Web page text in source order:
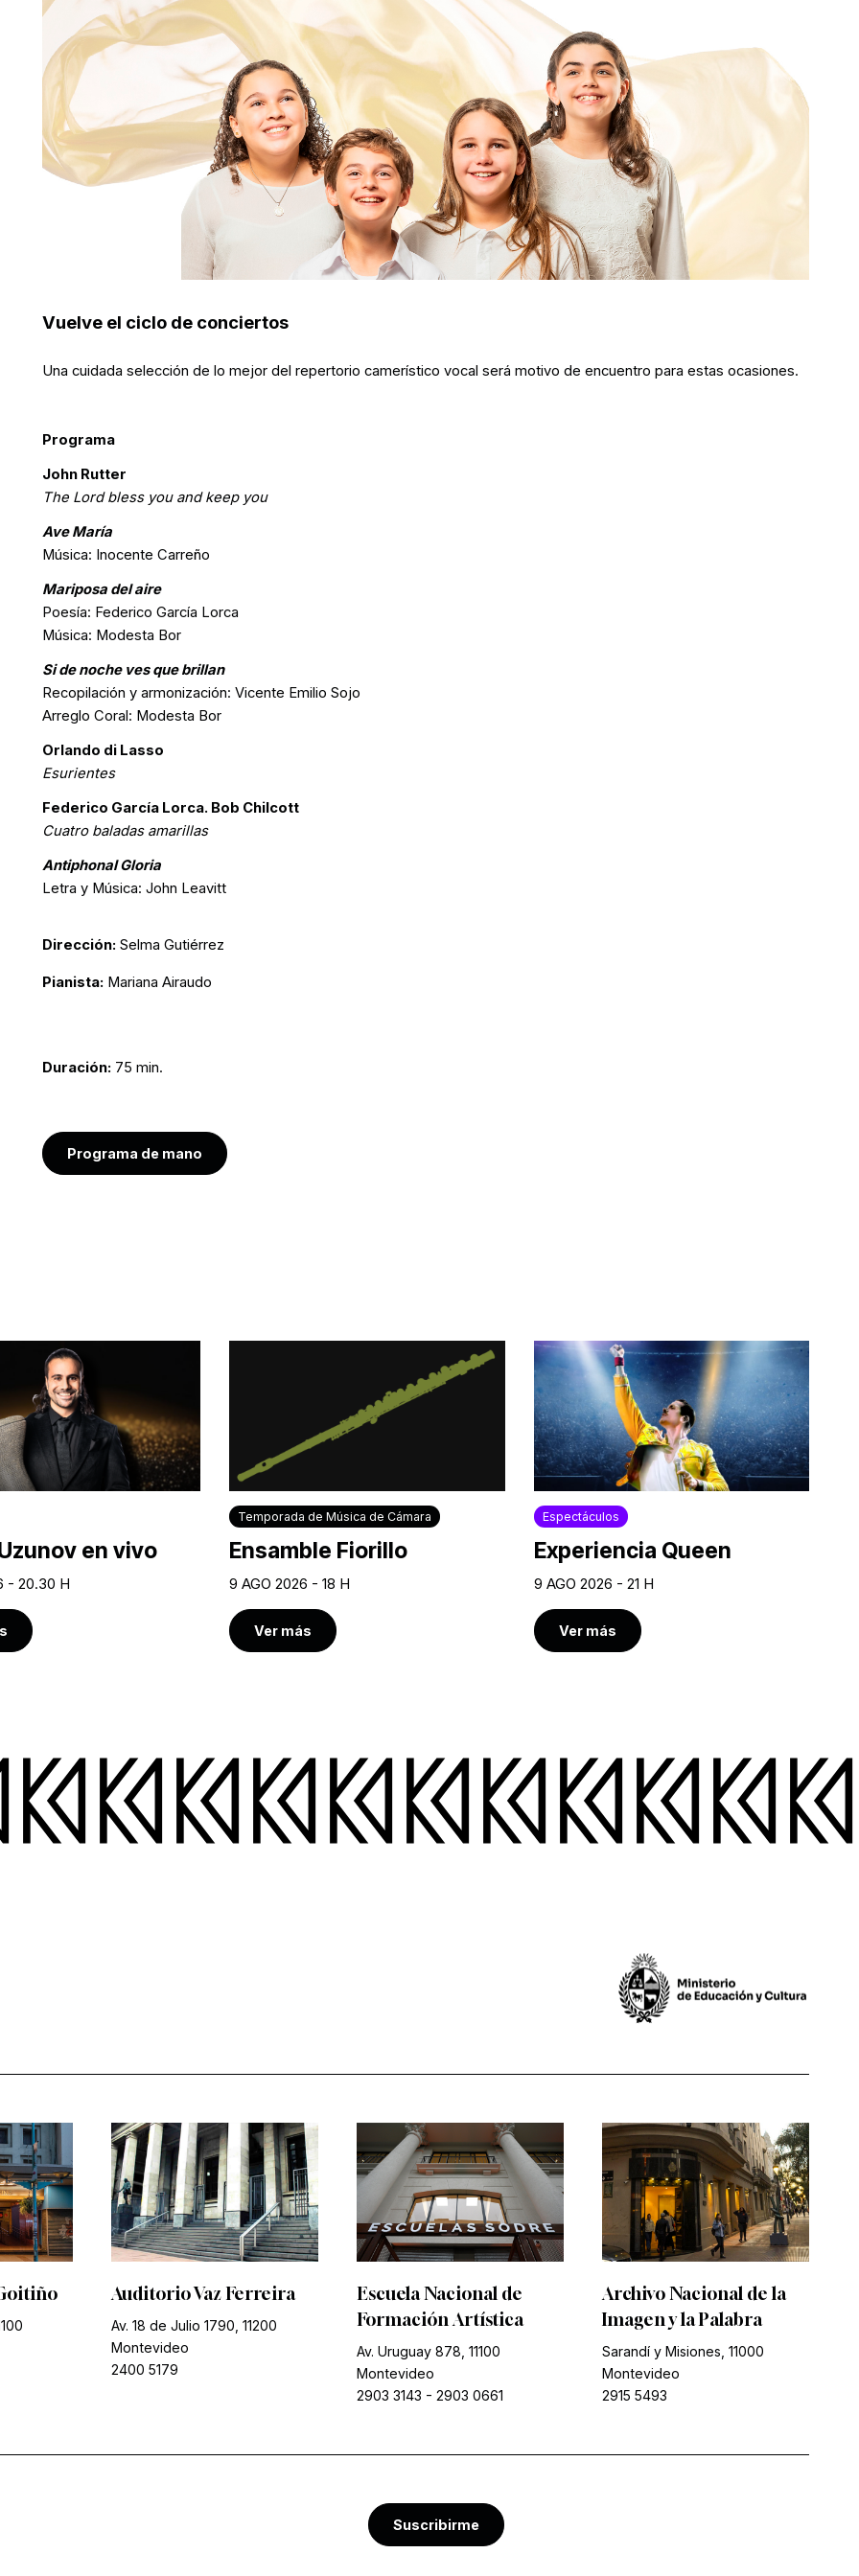
Vuelve el ciclo de conciertos
Una cuidada selección de lo mejor del repertorio camerístico vocal será motivo de encuentro para estas ocasiones.
Programa
John Rutter
The Lord bless you and keep you
Ave María
Música: Inocente Carreño
Mariposa del aire
Poesía: Federico García Lorca
Música: Modesta Bor
Si de noche ves que brillan
Recopilación y armonización: Vicente Emilio Sojo
Arreglo Coral: Modesta Bor
Orlando di Lasso
Esurientes
Federico García Lorca. Bob Chilcott
Cuatro baladas amarillas
Antiphonal Gloria
Letra y Música: John Leavitt
Dirección: Selma Gutiérrez
Pianista: Mariana Airaudo
Duración: 75 min.
Programa de mano
en vivo
- 20.30 H
Temporada de Música de Cámara
Ensamble Fiorillo
9 AGO 2026 - 18 H
Ver más
Espectáculos
Experiencia Queen
9 AGO 2026 - 21 H
Ver más
Auditorio Vaz Ferreira
Av. 18 de Julio 1790, 11200
Montevideo
2400 5179
Escuela Nacional de
Formación Artística
Av. Uruguay 878, 11100
Montevideo
2903 3143 - 2903 0661
Archivo Nacional de la
Imagen y la Palabra
Sarandí y Misiones, 11000
Montevideo
2915 5493
Suscribirme